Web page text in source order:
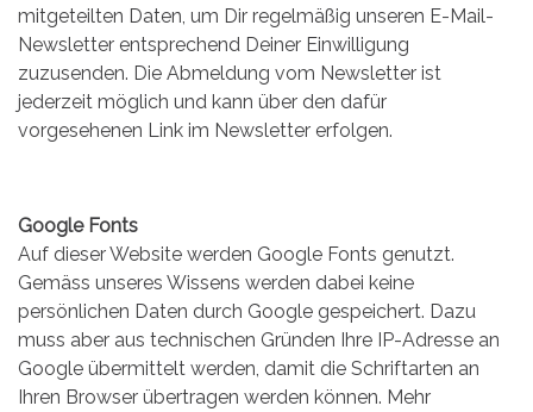
mitgeteilten Daten, um Dir regelmäßig unseren E-Mail-
Newsletter entsprechend Deiner Einwilligung
zuzusenden. Die Abmeldung vom Newsletter ist
jederzeit möglich und kann über den dafür
vorgesehenen Link im Newsletter erfolgen.
Google Fonts
Auf dieser Website werden Google Fonts genutzt.
Gemäss unseres Wissens werden dabei keine
persönlichen Daten durch Google gespeichert. Dazu
muss aber aus technischen Gründen Ihre IP-Adresse an
Google übermittelt werden, damit die Schriftarten an
Ihren Browser übertragen werden können. Mehr